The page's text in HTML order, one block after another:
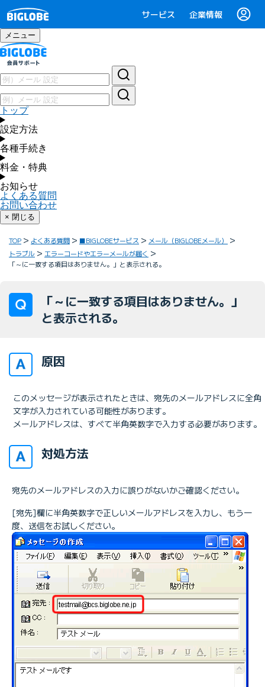
サービス 企業情報
メニュー
トップ
設定方法
各種手続き
料金・特典
お知らせ
よくある質問
お問い合わせ
× 閉じる
TOP よくある質問 ■BIGLOBEサービス
メール（BIGLOBEメール）
トラブル
エラーコードやエラーメールが届く
「～に一致する項目はありません。」と表示される。
「～に一致する項目はありません。」
と表示される。
原因
このメッセージが表示されたときは、宛先のメールアドレスに全角
文字が入力されている可能性があります。
メールアドレスは、すべて半角英数字で入力する必要があります。
対処方法
宛先のメールアドレスの入力に誤りがないかご確認ください。
[宛先]欄に半角英数字で正しいメールアドレスを入力し、もう一
度、送信をお試しください。